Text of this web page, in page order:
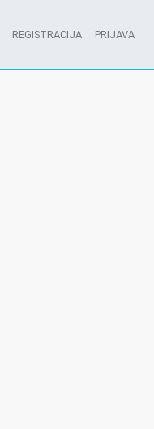
REGISTRACIJA PRIJAVA